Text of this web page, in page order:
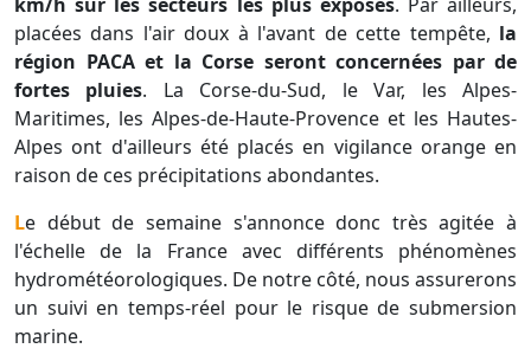
placées dans l'air doux à l'avant de cette tempête, la
région PACA et la Corse seront concernées par de
fortes pluies. La Corse-du-Sud, le Var, les Alpes-
Maritimes, les Alpes-de-Haute-Provence et les Hautes-
Alpes ont d'ailleurs été placés en vigilance orange en
raison de ces précipitations abondantes.
Le début de semaine s'annonce donc très agitée à
l'échelle de la France avec différents phénomènes
hydrométéorologiques. De notre côté, nous assurerons
un suivi en temps-réel pour le risque de submersion
marine.